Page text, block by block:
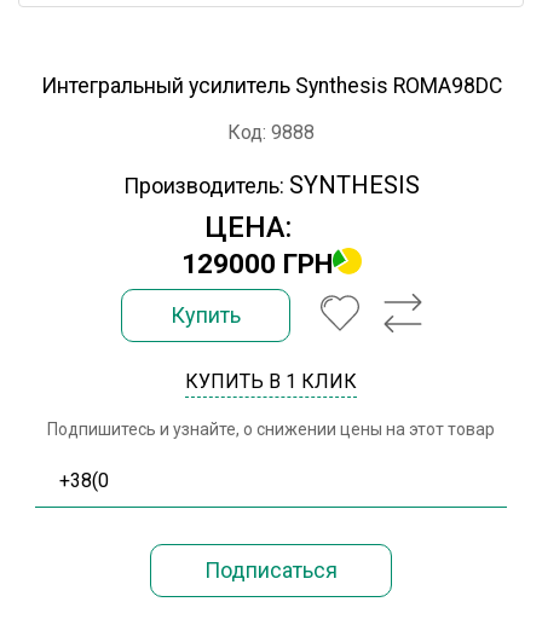
Интегральный усилитель Synthesis ROMA98DC
Код: 9888
Производитель: SYNTHESIS
ЦЕНА:
129000 ГРН
Купить
КУПИТЬ В 1 КЛИК
Подпишитесь и узнайте, о снижении цены на этот товар